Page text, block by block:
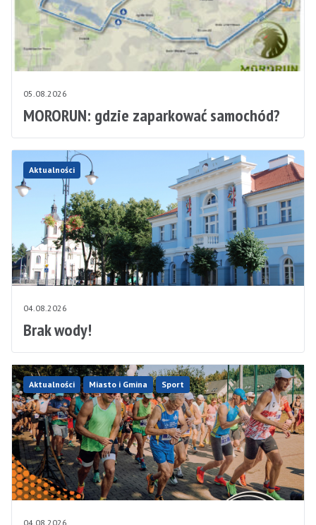
05.08.2026
MORORUN: gdzie zaparkować samochód?
Aktualności
04.08.2026
Brak wody!
Aktualności Miasto i Gmina Sport
04.08.2026